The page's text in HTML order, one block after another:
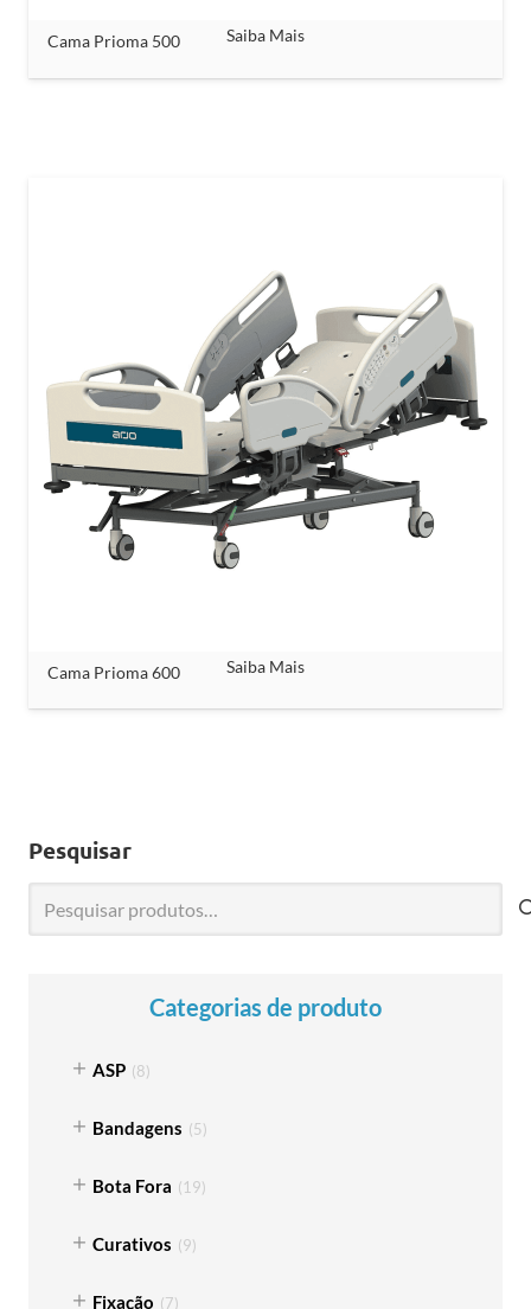
Cama Prioma 500 Saiba Mais
Cama Prioma 600 Saiba Mais
Pesquisar
por:
Categorias de produto
ASP (8)
Bandagens (5)
Bota Fora (19)
Curativos (9)
Fixação (7)